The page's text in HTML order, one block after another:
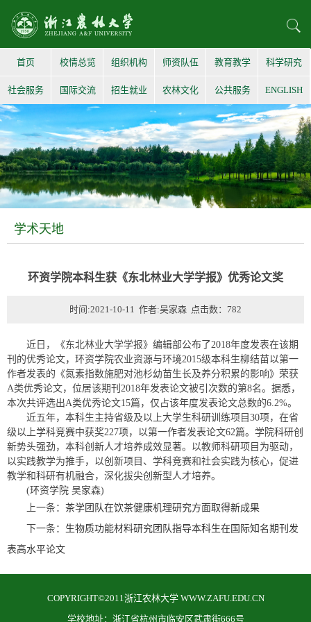
首页 校情总览 组织机构 师资队伍 教育教学 科学研究
社会服务 国际交流 招生就业 农林文化 公共服务 ENGLISH
学术天地
环资学院本科生获《东北林业大学学报》优秀论文奖
时间:2021-10-11 作者:吴家森 点击数： 782
近日，《东北林业大学学报》编辑部公布了2018年度发表在该期
刊的优秀论文，环资学院农业资源与环境2015级本科生柳结苗以第一
作者发表的《氮素指数施肥对池杉幼苗生长及养分积累的影响》荣获
A类优秀论文，位居该期刊2018年发表论文被引次数的第8名。据悉，
本次共评选出A类优秀论文15篇，仅占该年度发表论文总数的6.2%。
近五年，本科生主持省级及以上大学生科研训练项目30项，在省
级以上学科竞赛中获奖227项，以第一作者发表论文62篇。 学院科研创
新势头强劲，本科创新人才培养成效显著。以教师科研项目为驱动，
以实践教学为推手，以创新项目、学科竞赛和社会实践为核心，促进
教学和科研有机融合，深化拔尖创新型人才培养。
(环资学院 吴家森)
上一条： 茶学团队在饮茶健康机理研究方面取得新成果
下一条： 生物质功能材料研究团队指导本科生在国际知名期刊发
表高水平论文
COPYRIGHT©2011浙江农林大学 WWW.ZAFU.EDU.CN
学校地址：浙江省杭州市临安区武肃街666号